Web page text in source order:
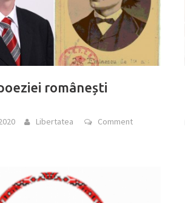
românești
Libertatea Comment